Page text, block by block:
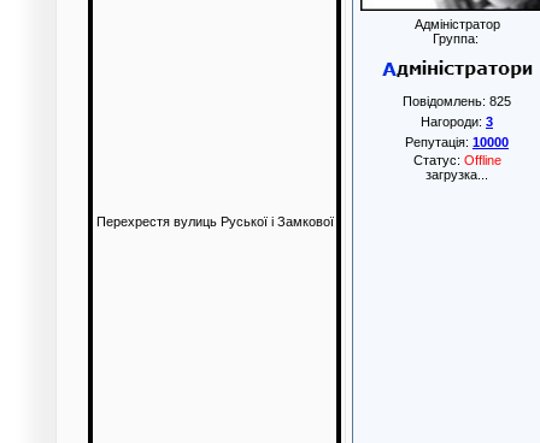
Перехрестя вулиць Руської і Замкової
Адміністратор
Группа:
Повідомлень: 825
Нагороди: 3
Репутація: 10000
Статус: Offline
загрузка...